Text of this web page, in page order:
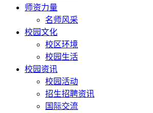
师资力量
名师风采
校园文化
校区环境
校园生活
校园资讯
校园活动
招生招聘资讯
国际交流